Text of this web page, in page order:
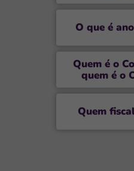
O que é
Quem é o
quem é o
Quem